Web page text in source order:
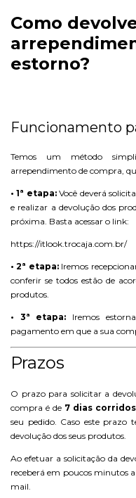
Como
estorno?
Funcionamento
Temos um método
arrependimento de compra,
• 1ª etapa:Você deverá
e realizar a devolução dos
próxima. Basta acessar o link:
https://itlook.trocaja.com.br/
• 2ª etapa:Iremos
conferir se todos estão de
produtos.
• 3ª etapa: Iremos
pagamento em que a sua
Prazos
O prazo para solicitar a
compra é de 7 dias corridos
seu pedido. Caso este prazo
devolução dos seus produtos.
Ao efetuar a solicitação da
receberá em poucos minutos
mail.